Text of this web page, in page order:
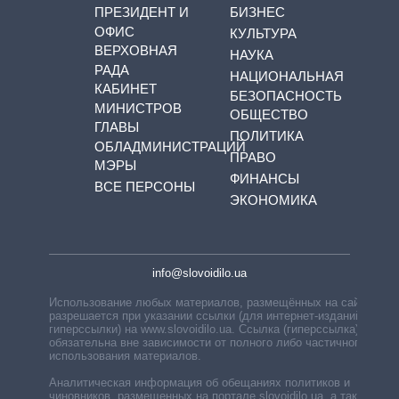
ПРЕЗИДЕНТ И
ОФИС
ВЕРХОВНАЯ
РАДА
КАБИНЕТ
МИНИСТРОВ
ГЛАВЫ
ОБЛАДМИНИСТРАЦИЙ
МЭРЫ
ВСЕ ПЕРСОНЫ
БИЗНЕС
КУЛЬТУРА
НАУКА
НАЦИОНАЛЬНАЯ
БЕЗОПАСНОСТЬ
ОБЩЕСТВО
ПОЛИТИКА
ПРАВО
ФИНАНСЫ
ЭКОНОМИКА
info@slovoidilo.ua
Использование любых материалов, размещённых на сайте,
разрешается при указании ссылки (для интернет-изданий —
гиперссылки) на www.slovoidilo.ua. Ссылка (гиперссылка)
обязательна вне зависимости от полного либо частичного
использования материалов.
Аналитическая информация об обещаниях политиков и
чиновников, размещенных на портале slovoidilo.ua, а также